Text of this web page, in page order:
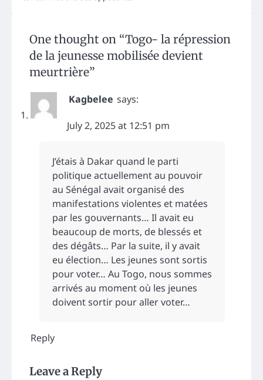
One thought on “Togo- la répression
de la jeunesse mobilisée devient
meurtrière”
Kagbelee says:
July 2, 2025 at 12:51 pm
J’étais à Dakar quand le parti
politique actuellement au pouvoir
au Sénégal avait organisé des
manifestations violentes et matées
par les gouvernants… Il avait eu
beaucoup de morts, de blessés et
des dégâts… Par la suite, il y avait
eu élection… Les jeunes sont sortis
pour voter… Au Togo, nous sommes
arrivés au moment où les jeunes
doivent sortir pour aller voter…
Reply
Leave a Reply